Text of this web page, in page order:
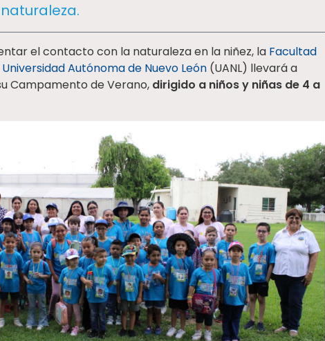
el contacto con la naturaleza en la niñez, la Facultad
Universidad Autónoma de Nuevo León (UANL) llevará a
Campamento de Verano, dirigido a niños y niñas de 4 a